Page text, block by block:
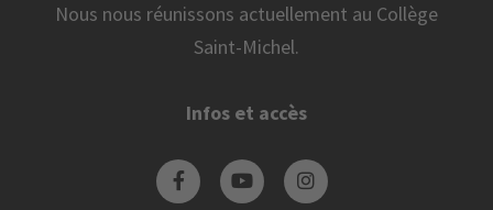
Nous nous réunissons actuellement au Collège
Saint-Michel.
Infos et accès